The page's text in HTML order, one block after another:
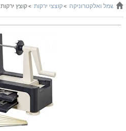
> חשמל ואלקטרוניקה >קוצצי ירקות >קוצץ ירקות Lurch סופר פורס ירקות ספירלי אופקי